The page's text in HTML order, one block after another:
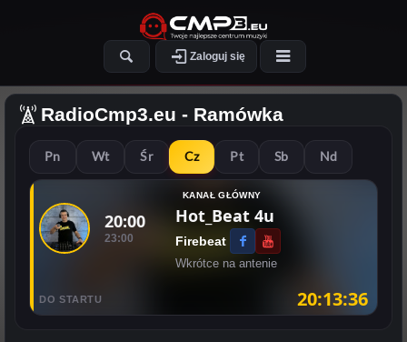
Zaloguj się
RadioCmp3.eu - Ramówka
Pn Wt Śr Cz Pt Sb Nd
20:00
23:00
KANAŁ GŁÓWNY
Hot_Beat 4u
Firebeat
Wkrótce na antenie
DO STARTU 20:13:36